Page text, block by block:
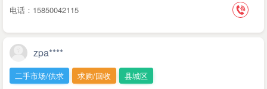
电话：15850042115
zpa****
二手市场/供求 求购/回收 县城区